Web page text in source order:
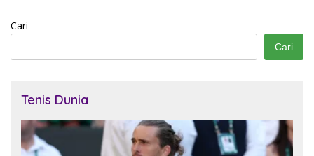
Cari
Cari
Tenis Dunia